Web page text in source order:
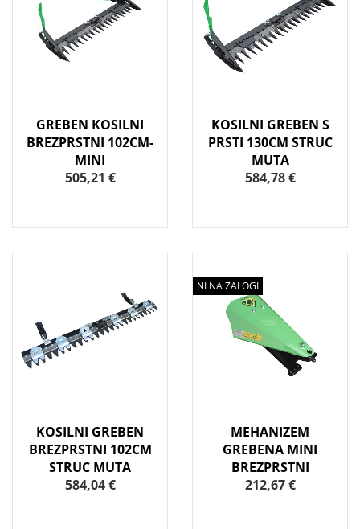
GREBEN KOSILNI
BREZPRSTNI 102CM-
MINI
505,21 €
KOSILNI GREBEN S
PRSTI 130CM STRUC
MUTA
584,78 €
KOSILNI GREBEN
BREZPRSTNI 102CM
STRUC MUTA
584,04 €
NI NA ZALOGI
MEHANIZEM
GREBENA MINI
BREZPRSTNI
212,67 €